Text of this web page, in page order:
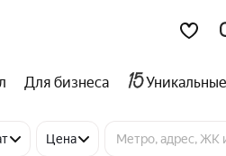
Для бизнеса
Цена